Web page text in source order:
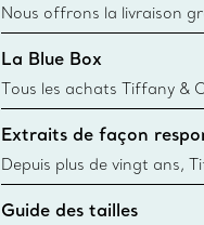
Nous offrons la livraison
toutes les commandes
canadien et dont la
La Blue Box
Tous les achats Tiffany &
une Tiffany Blue Box.
remonte à 1886, toutes les
fabriqués à partir de
matières
Extraits de façon
Depuis plus de vingt ans,
façon responsable les
fabrication de ses bijoux.
Guide des tailles